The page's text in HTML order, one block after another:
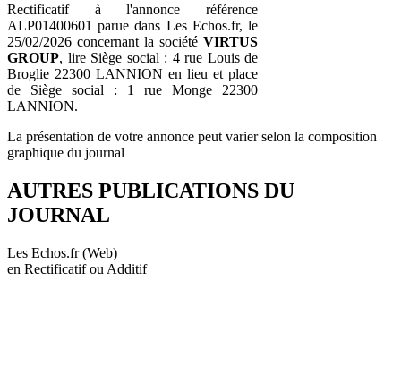
Rectificatif à l'annonce référence
ALP01400601 parue dans Les Echos.fr, le
25/02/2026 concernant la société VIRTUS
GROUP, lire Siège social : 4 rue Louis de
Broglie 22300 LANNION en lieu et place
de Siège social : 1 rue Monge 22300
LANNION.
La présentation de votre annonce peut varier selon la composition
graphique du journal
AUTRES PUBLICATIONS DU
JOURNAL
Les Echos.fr (Web)
en Rectificatif ou Additif